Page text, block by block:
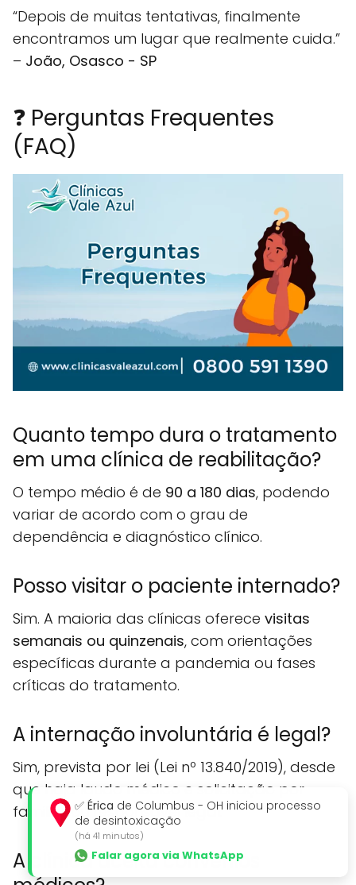
“Depois de muitas tentativas, finalmente
encontramos um lugar que realmente cuida.”
– João, Osasco - SP
❓ Perguntas Frequentes
(FAQ)
Quanto tempo dura o tratamento
em uma clínica de reabilitação?
O tempo médio é de 90 a 180 dias, podendo
variar de acordo com o grau de
dependência e diagnóstico clínico.
Posso visitar o paciente internado?
Sim. A maioria das clínicas oferece visitas
semanais ou quinzenais, com orientações
específicas durante a pandemia ou fases
críticas do tratamento.
A internação involuntária é legal?
Sim, prevista por lei (Lei nº 13.840/2019), desde
que haja laudo médico e solicitação por
familiar ou responsável legal.
A clínica aceita convênios
✅ Érica de Columbus - OH iniciou processo
de desintoxicação
(há 41 minutos)
Falar agora via WhatsApp